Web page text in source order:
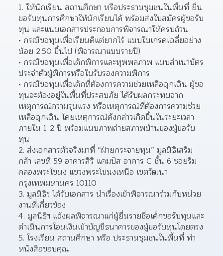
1. ให้นักเรียน สถานศึกษา หรือประธานชุมชนในพื้นที่ ยื่น
ขอรับทุนการศึกษาให้นักเรียนได้ พร้อมส่งใบสมัครผู้ขอรับ
ทุน และแนบเอกสารประกอบการพิจารณาให้ครบถ้วน
กรณีขอทุนเพื่อเรียนดีแต่ยากไร้ แนบใบเกรดเฉลี่ยอย่าง
น้อย 2.50 ขึ้นไป (พิจารณาแบบรายปี)
กรณีขอทุนเพื่อเด็กพิการและทุพพลภาพ แนบสำเนาบัตร
ประจำตัวผู้พิการหรือใบรับรองความพิการ
กรณีขอทุนเพื่อเด็กที่ต้องการความช่วยเหลือฉุกเฉิน ผู้ขอ
ทุนจะต้องอยู่ในพื้นที่ประสบภัย ได้รับผลกระทบจาก
เหตุการณ์ความรุนแรง หรือเหตุการณ์ที่ต้องการความช่วย
เหลือฉุกเฉิน โดยเหตุการณ์ดังกล่าวเกิดขึ้นในระยะเวลา
ภายใน 1-2 ปี พร้อมแนบภาพถ่ายสภาพบ้านของผู้ขอรับ
ทุน
2. ส่งเอกสารตัวจริงมาที่ “ฝ่ายกระจายทุน” มูลนิธิเสริม
กล้า เลขที่ 59 อาคารสิริ แคมปัส อาคาร C ชั้น 6 ซอยริม
คลองพระโขนง แขวงพระโขนงเหนือ เขตวัฒนา
กรุงเทพมหานคร 10110
3. มูลนิธิฯ ได้รับเอกสาร นำเรื่องเข้าพิจารณาร่วมกับหน่วย
งานที่เกี่ยวข้อง
4. มูลนิธิฯ แจ้งผลพิจารณาแก่ผู้ยื่นรายชื่อเด็กขอรับทุนและ
ดำเนินการโอนเงินเข้าบัญชีธนาคารของผู้ขอรับทุนโดยตรง
5. โรงเรียน สถานศึกษา หรือ ประธานชุมชนในพื้นที่ ทำ
หนังสือขอบคุณ